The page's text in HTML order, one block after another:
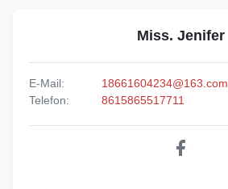
Miss. Jenifer
E-Mail:
18661604234@163.com
Telefon:
8615865517711